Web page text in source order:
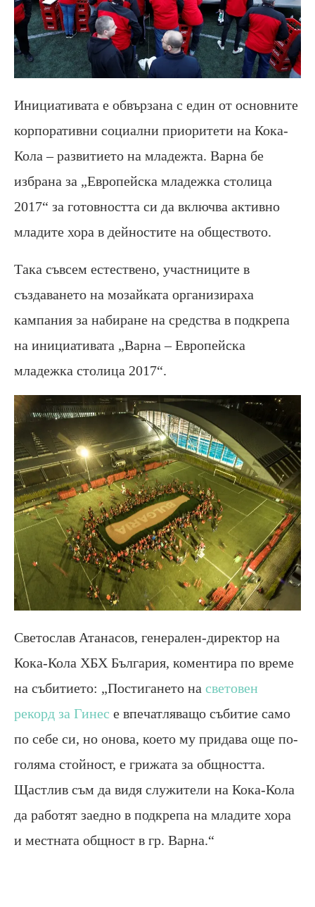
Инициативата е обвързана с един от основните
корпоративни социални приоритети на Кока-
Кола – развитието на младежта. Варна бе
избрана за „Европейска младежка столица
2017“ за готовността си да включва активно
младите хора в дейностите на обществото.
Така съвсем естествено, участниците в
създаването на мозайката организираха
кампания за набиране на средства в подкрепа
на инициативата „Варна – Европейска
младежка столица 2017“.
Светослав Атанасов, генерален-директор на
Кока-Кола ХБХ България, коментира по време
на събитието: „Постигането на световен
рекорд за Гинес е впечатляващо събитие само
по себе си, но онова, което му придава още по-
голяма стойност, е грижата за общността.
Щастлив съм да видя служители на Кока-Кола
да работят заедно в подкрепа на младите хора
и местната общност в гр. Варна.“